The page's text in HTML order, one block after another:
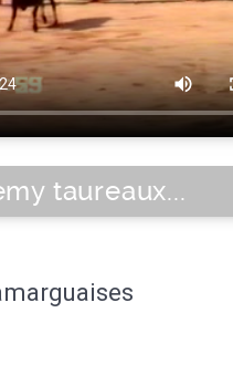
taureaux...